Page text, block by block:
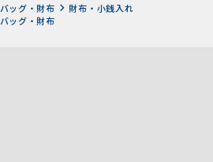
バッグ・財布
財布・小銭入れ
バッグ・財布